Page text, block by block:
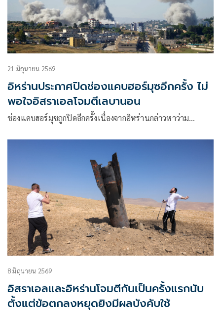
21 มิถุนายน 2569
อิหร่านประกาศปิดช่องแคบฮอร์มุซอีกครั้ง ไม่
พอใจอิสราเอลโจมตีเลบานอน
ช่องแคบฮอร์มุซถูกปิดอีกครั้งเนื่องจากอิหร่านกล่าวหาว่าม…
8 มิถุนายน 2569
อิสราเอลและอิหร่านโจมตีกันเป็นครั้งแรกนับ
ตั้งแต่ข้อตกลงหยุดยิงมีผลบังคับใช้